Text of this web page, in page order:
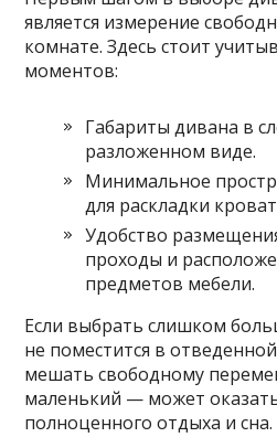
является измерение
комнате. Здесь стоит
моментов:
Габариты дивана в
разложенном виде.
Минимальное
для раскладки
Удобство
проходы и
предметов мебели.
Если выбрать слишком
не поместится в
мешать свободному
маленький — может
полноценного отдыха и сна.